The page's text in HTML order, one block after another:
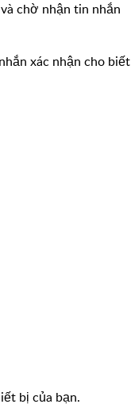
chờ nhận tin nhắn
xác nhận cho biết
bị của bạn.